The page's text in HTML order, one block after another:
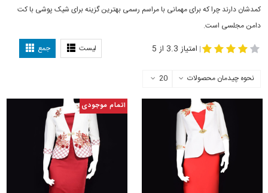
کمدشان دارند چرا که برای مهمانی با مراسم رسمی بهترین گزینه برای شیک پوشی با کت
دامن مجلسی است.
لیست جمع | امتیاز 3.3 از 5
نحوه چیدمان محصولات 20
اتمام موجودی